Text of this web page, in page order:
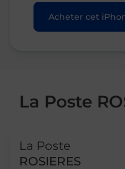
Acheter cet
La Poste
La Poste
ROSIERES